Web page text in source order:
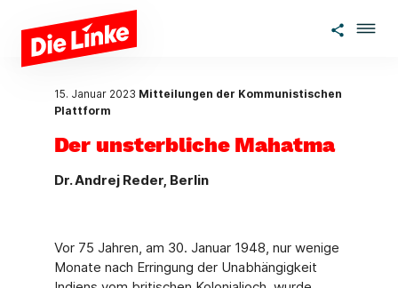
Zum Hauptinhalt springen
15. Januar 2023 Mitteilungen der Kommunistischen
Plattform
Der unsterbliche Mahatma
Dr. Andrej Reder, Berlin
Vor 75 Jahren, am 30. Januar 1948, nur wenige
Monate nach Erringung der Unabhängig­keit